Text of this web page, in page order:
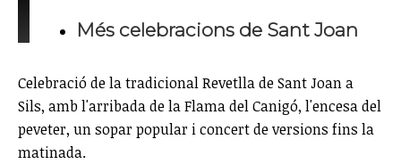
Més celebracions de Sant Joan
Celebració de la tradicional Revetlla de Sant Joan a
Sils, amb l'arribada de la Flama del Canigó, l'encesa del
peveter, un sopar popular i concert de versions fins la
matinada.